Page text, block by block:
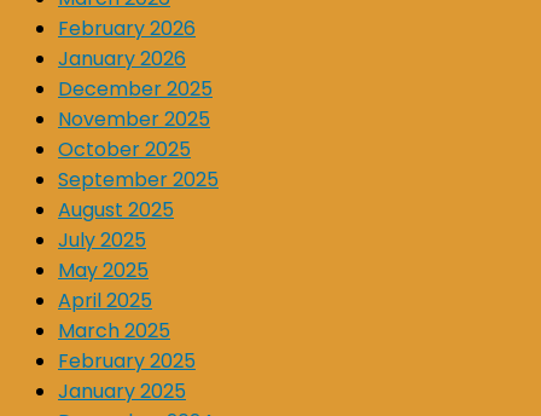
February 2026
January 2026
December 2025
November 2025
October 2025
September 2025
August 2025
July 2025
May 2025
April 2025
March 2025
February 2025
January 2025